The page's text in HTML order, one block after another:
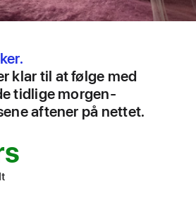
klar til at følge med
tidlige morgen­
aftener på nettet.